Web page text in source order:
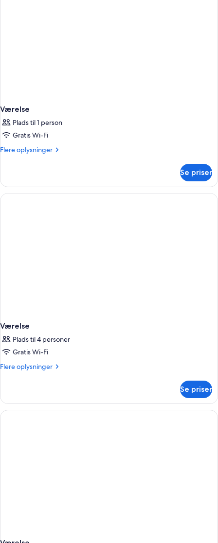
Værelse
Plads til 1 person
Gratis Wi-Fi
Flere oplysninger
Flere
Se priser
Værelse
Plads til 4 personer
Gratis Wi-Fi
Flere oplysninger
Flere
Se priser